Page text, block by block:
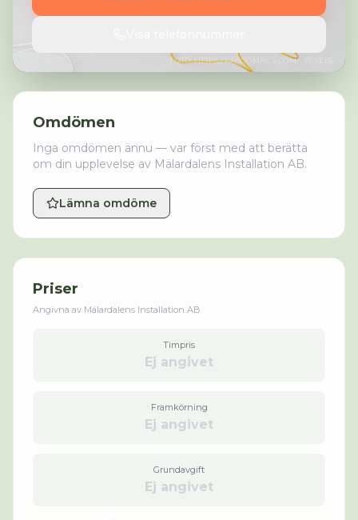
FOTO:HTTPS://KABOOMPICS.COM/· PEXELS
Omdömen
Inga omdömen ännu — var först med att berätta
om din upplevelse av Mälardalens Installation AB.
Lämna omdöme
Priser
Angivna av Mälardalens Installation AB
Timpris
Ej angivet
Framkörning
Ej angivet
Grundavgift
Ej angivet